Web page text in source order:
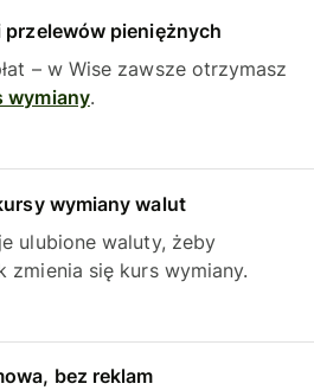
przelewów pieniężnych
– w Wise zawsze otrzymasz
wymiany.
wymiany walut
ulubione waluty, żeby
zmienia się kurs wymiany.
bez reklam